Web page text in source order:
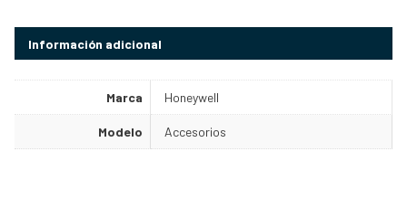
Información adicional
Marca Honeywell
Modelo Accesorios